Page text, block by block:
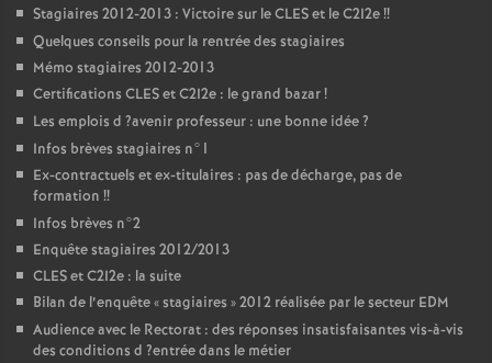
Stagiaires 2012-2013 : Victoire sur leCLESet le C2I2e!!
Quelques conseils pour la rentrée des stagiaires
Mémo stagiaires 2012-2013
Certifications CLESet C2I2e : le grand bazar!
Les emplois d ?avenir professeur : une bonne idée?
Infos brèves stagiaires n°1
Ex-contractuels et ex-titulaires : pas de décharge, pas de
formation !!
Infos brèves n°2
Enquête stagiaires 2012/2013
CLESet C2I2e : la suite
Bilan de l’enquête «stagiaires » 2012 réalisée par le secteur EDM
Audience avec le Rectorat : des réponses insatisfaisantes vis-à-vis
des conditions d ?entrée dans le métier